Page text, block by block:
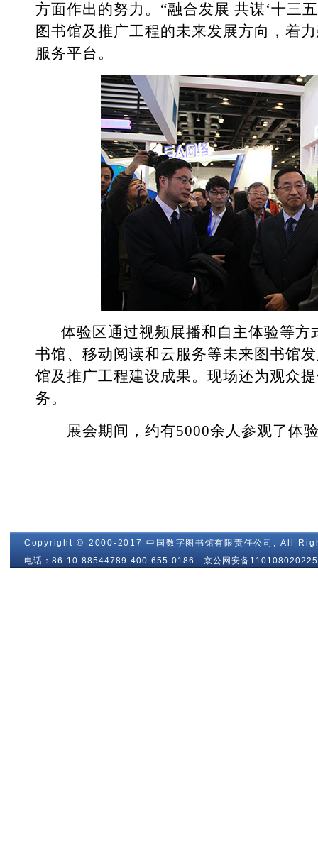
方面作出的努力。“融合发展 共谋‘十三
图书馆及推广工程的未来发展方向，着
服务平台。
体验区通过视频展播和自主体验等方
书馆、移动阅读和云服务等未来图书馆
馆及推广工程建设成果。现场还为观众
务。
展会期间，约有5000余人参观了体
Copyright © 2000-2017 中国数字图书馆有限责任公司, All
电话：86-10-88544789 400-655-0186 京公网安备